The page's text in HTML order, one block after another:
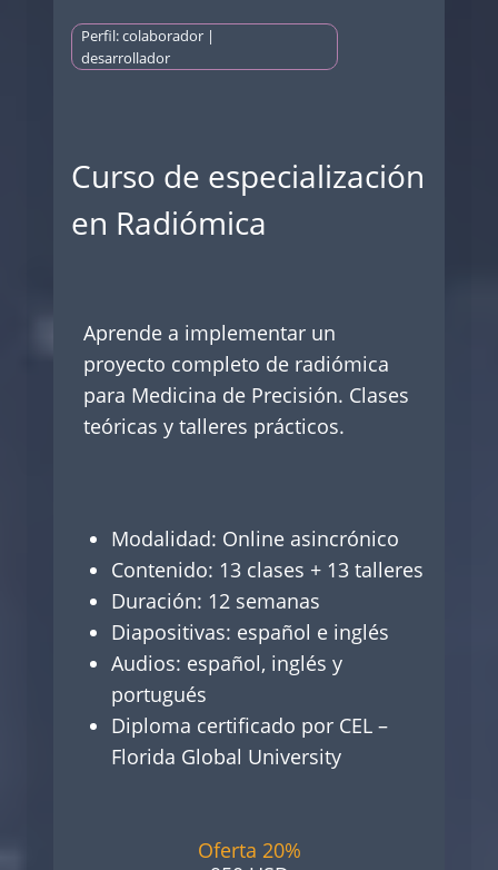
Perfil: colaborador |
desarrollador
Curso de especialización
en Radiómica
Aprende a implementar un
proyecto completo de radiómica
para Medicina de Precisión. Clases
teóricas y talleres prácticos.
Modalidad: Online asincrónico
Contenido: 13 clases + 13 talleres
Duración: 12 semanas
Diapositivas: español e inglés
Audios: español, inglés y
portugués
Diploma certificado por CEL –
Florida Global University
Oferta 20%